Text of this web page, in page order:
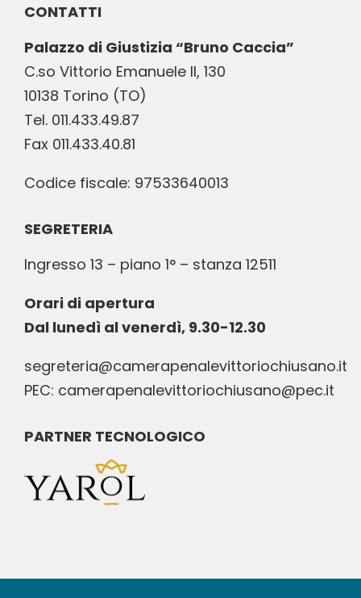
CONTATTI
Palazzo di Giustizia “Bruno Caccia”
C.so Vittorio Emanuele II, 130
10138 Torino (TO)
Tel. 011.433.49.87
Fax 011.433.40.81
Codice fiscale: 97533640013
SEGRETERIA
Ingresso 13 – piano 1° – stanza 12511
Orari di apertura
Dal lunedì al venerdì, 9.30-12.30
segreteria@camerapenalevittoriochiusano.it
PEC: camerapenalevittoriochiusano@pec.it
PARTNER TECNOLOGICO